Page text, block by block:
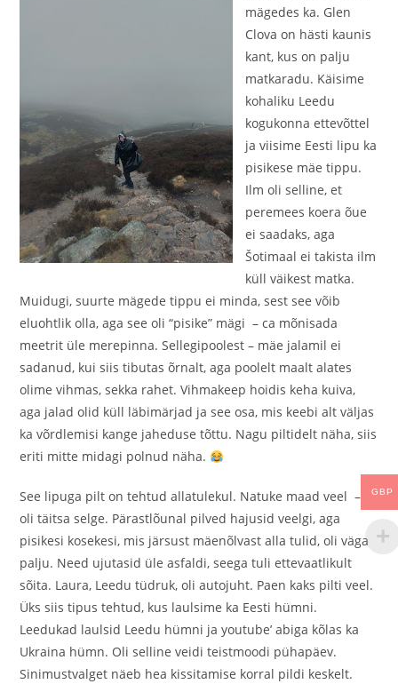
mägedes ka. Glen
Clova on hästi kaunis
kant, kus on palju
matkaradu. Käisime
kohaliku Leedu
kogukonna ettevõttel
ja viisime Eesti lipu ka
pisikese mäe tippu.
Ilm oli selline, et
peremees koera õue
ei saadaks, aga
Šotimaal ei takista ilm
küll väikest matka.
Muidugi, suurte mägede tippu ei minda, sest see võib
eluohtlik olla, aga see oli “pisike” mägi – ca mõnisada
meetrit üle merepinna. Sellegipoolest – mäe jalamil ei
sadanud, kui siis tibutas õrnalt, aga poolelt maalt alates
olime vihmas, sekka rahet. Vihmakeep hoidis keha kuiva,
aga jalad olid küll läbimärjad ja see osa, mis keebi alt väljas
ka võrdlemisi kange jaheduse tõttu. Nagu piltidelt näha, siis
eriti mitte midagi polnud näha.
See lipuga pilt on tehtud allatulekul. Natuke maad veel – ja
oli täitsa selge. Pärastlõunal pilved hajusid veelgi, aga
pisikesi kosekesi, mis järsust mäenõlvast alla tulid, oli väga
palju. Need ujutasid üle asfaldi, seega tuli ettevaatlikult
sõita. Laura, Leedu tüdruk, oli autojuht. Paen kaks pilti veel.
Üks siis tipus tehtud, kus laulsime ka Eesti hümni.
Leedukad laulsid Leedu hümni ja youtube’ abiga kõlas ka
Ukraina hümn. Oli selline veidi teistmoodi pühapäev.
Sinimustvalget näeb hea kissitamise korral pildi keskelt.
GBP